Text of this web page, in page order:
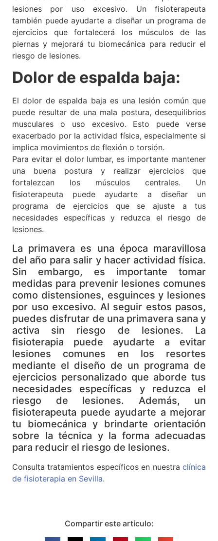
lesiones por uso excesivo. Un fisioterapeuta
también puede ayudarte a diseñar un programa de
ejercicios que fortalecerá los músculos de las
piernas y mejorará tu biomecánica para reducir el
riesgo de lesiones.
Dolor de espalda baja:
El dolor de espalda baja es una lesión común que
puede resultar de una mala postura, desequilibrios
musculares o uso excesivo. Esto puede verse
exacerbado por la actividad física, especialmente si
implica movimientos de flexión o torsión.
Para evitar el dolor lumbar, es importante mantener
una buena postura y realizar ejercicios que
fortalezcan los músculos centrales. Un
fisioterapeuta puede ayudarte a diseñar un
programa de ejercicios que se ajuste a tus
necesidades específicas y reduzca el riesgo de
lesiones.
La primavera es una época maravillosa
del año para salir y hacer actividad física.
Sin embargo, es importante tomar
medidas para prevenir lesiones comunes
como distensiones, esguinces y lesiones
por uso excesivo. Al seguir estos pasos,
puedes disfrutar de una primavera sana y
activa sin riesgo de lesiones. La
fisioterapia puede ayudarte a evitar
lesiones comunes en los resortes
mediante el diseño de un programa de
ejercicios personalizado que aborde tus
necesidades específicas y reduzca el
riesgo de lesiones. Además, un
fisioterapeuta puede ayudarte a mejorar
tu biomecánica y brindarte orientación
sobre la técnica y la forma adecuadas
para reducir el riesgo de lesiones.
Consulta tratamientos específicos en nuestra clínica
de fisioterapia en Sevilla.
Compartir este artículo: